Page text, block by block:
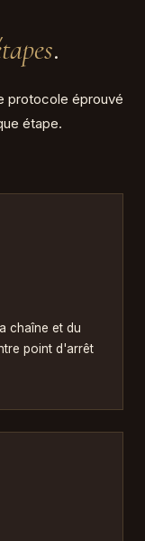
.
protocole éprouvé
étape.
chaîne et du
point d'arrêt